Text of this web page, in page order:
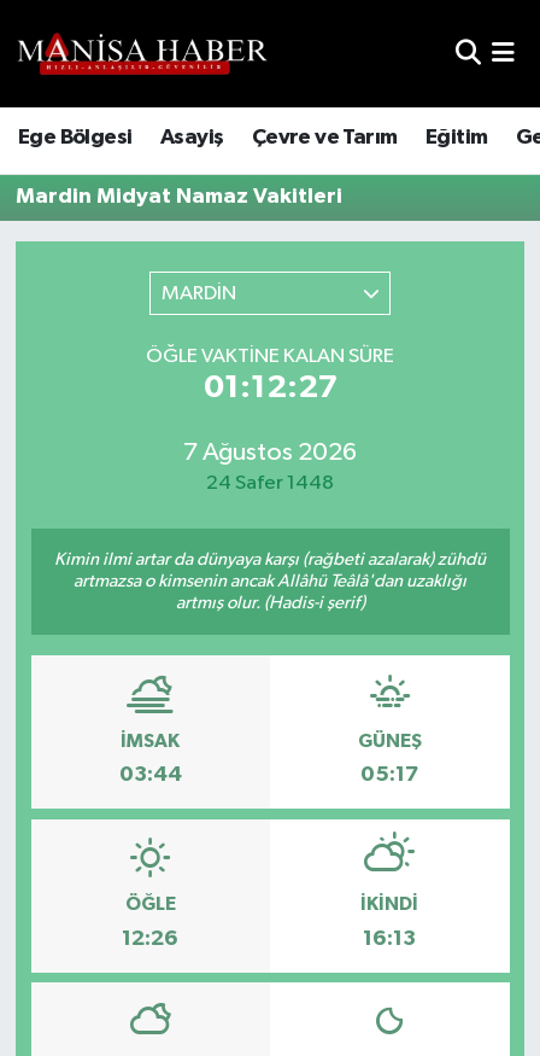
Ege Bölgesi Asayiş Çevre ve Tarım Eğitim
Mardin Midyat Namaz Vakitleri
MARDİN
ÖĞLE VAKTINE KALAN SÜRE
01:12:27
7 Ağustos 2026
24 Safer 1448
Kimin ilmi artar da dünyaya karşı (rağbeti azalarak) zühdü
artmazsa o kimsenin ancak Allâhü Teâlâ'dan uzaklığı
artmış olur. (Hadis-i şerif)
İMSAK
03:44
GÜNEŞ
05:17
ÖĞLE
12:26
İKINDI
16:13
Trafik Durumu
Tüm Manşetler